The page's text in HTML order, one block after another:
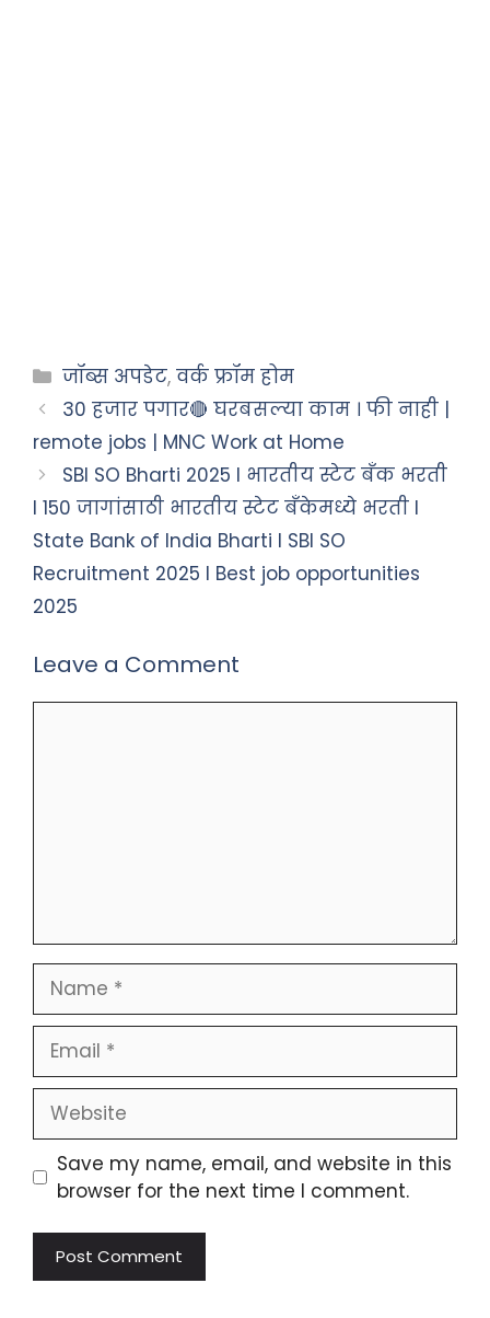
जॉब्स अपडेट,वर्क फ्रॉम होम
30 हजार पगार🔴 घरबसल्या काम । फी नाही |
remote jobs | MNC Work at Home
SBI SO Bharti 2025 I भारतीय स्टेट बँक भरती
I 150 जागांसाठी भारतीय स्टेट बँकेमध्ये भरती I
State Bank of India Bharti I SBI SO
Recruitment 2025 I Best job opportunities
2025
Leave a Comment
Save my name, email, and website in this
browser for the next time I comment.